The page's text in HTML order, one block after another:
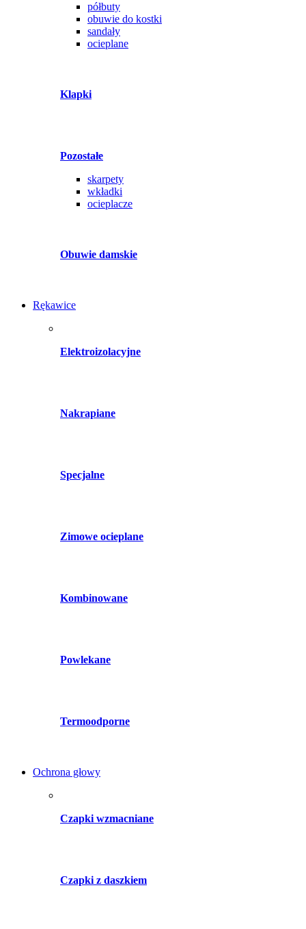
półbuty
obuwie do kostki
sandały
ocieplane
Klapki
Pozostałe
skarpety
wkładki
ocieplacze
Obuwie damskie
Rękawice
Elektroizolacyjne
Nakrapiane
Specjalne
Zimowe ocieplane
Kombinowane
Powlekane
Termoodporne
Ochrona głowy
Czapki wzmacniane
Czapki z daszkiem